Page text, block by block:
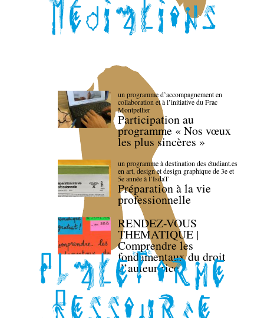
un programme d’accompagnement en
collaboration et à l’initiative du Frac
Montpellier
Participation au
programme « Nos vœux
les plus sincères »
un programme à destination des étudiant.es
en art, design et design graphique de 3e et
5e année à l’IsdaT
Préparation à la vie
professionnelle
RENDEZ-VOUS
THEMATIQUE |
Comprendre les
fondamentaux du droit
d’auteur·rice